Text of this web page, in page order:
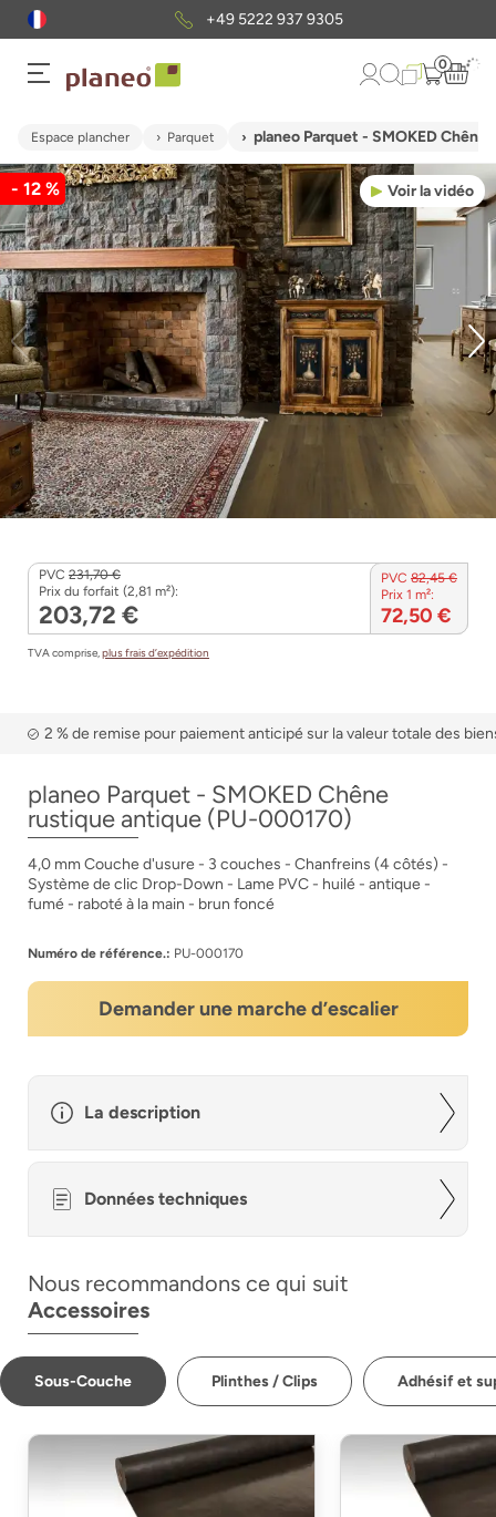
+49 5222 937 9305
0
Espace plancher Parquet planeo Parquet - SMOKED
Voir la vidéo
- 12 %
PVC 231,70 €
Prix du forfait (2,81 m²):
203,72 €
PVC 82,45 €
Prix 1 m²:
72,50 €
TVA comprise,plus frais d’expédition
2 % de remise pour paiement anticipé sur la valeur totale des
planeo Parquet - SMOKED Chêne
rustique antique (PU-000170)
4,0 mm Couche d'usure - 3 couches - Chanfreins (4 côtés) -
Système de clic Drop-Down - Lame PVC - huilé - antique -
fumé - raboté à la main - brun foncé
Numéro de référence.: PU-000170
Demander une marche d’escalier
La description
Données techniques
Nous recommandons ce qui suit
Accessoires
Sous-Couche Plinthes / Clips Adhésif et